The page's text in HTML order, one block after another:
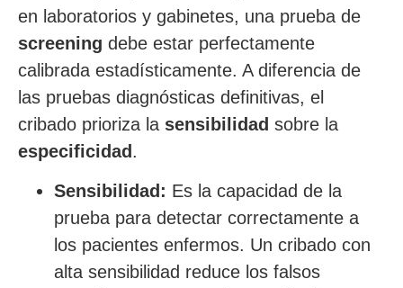
en laboratorios y gabinetes, una prueba de
screening debe estar perfectamente
calibrada estadísticamente. A diferencia de
las pruebas diagnósticas definitivas, el
cribado prioriza la sensibilidad sobre la
especificidad .
Sensibilidad: Es la capacidad de la
prueba para detectar correctamente a
los pacientes enfermos. Un cribado con
alta sensibilidad reduce los falsos